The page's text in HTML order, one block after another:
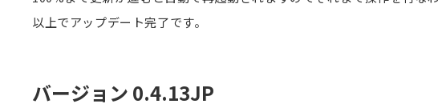
以上でアップデート完了です。
バージョン 0.4.13JP